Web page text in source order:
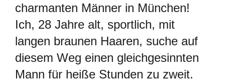
charmanten Männer in München!
Ich, 28 Jahre alt, sportlich, mit
langen braunen Haaren, suche auf
diesem Weg einen gleichgesinnten
Mann für heiße Stunden zu zweit.